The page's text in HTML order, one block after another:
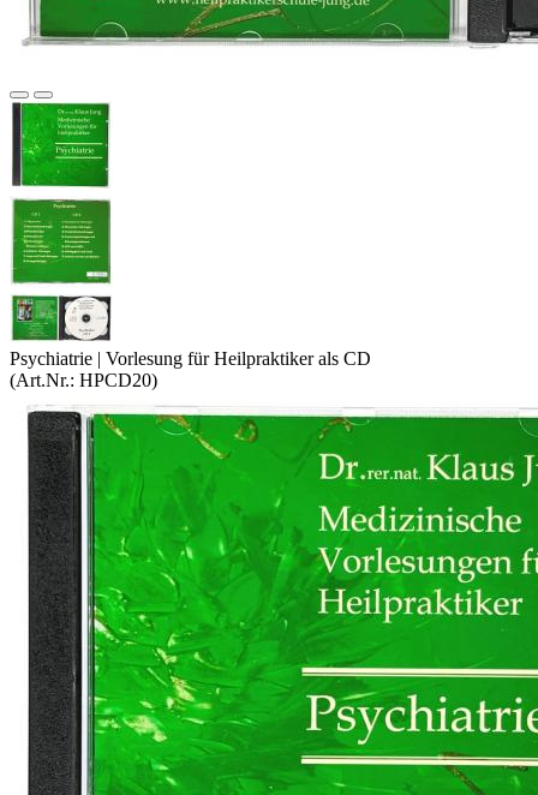
Psychiatrie | Vorlesung für Heilpraktiker als CD
(Art.Nr.: HPCD20)